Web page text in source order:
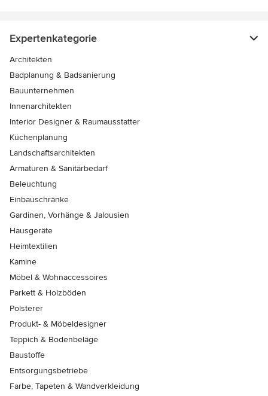
Expertenkategorie
Architekten
Badplanung & Badsanierung
Bauunternehmen
Innenarchitekten
Interior Designer & Raumausstatter
Küchenplanung
Landschaftsarchitekten
Armaturen & Sanitärbedarf
Beleuchtung
Einbauschränke
Gardinen, Vorhänge & Jalousien
Hausgeräte
Heimtextilien
Kamine
Möbel & Wohnaccessoires
Parkett & Holzböden
Polsterer
Produkt- & Möbeldesigner
Teppich & Bodenbeläge
Baustoffe
Entsorgungsbetriebe
Farbe, Tapeten & Wandverkleidung